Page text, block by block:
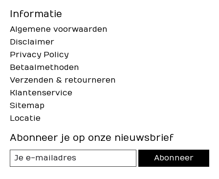
Informatie
Algemene voorwaarden
Disclaimer
Privacy Policy
Betaalmethoden
Verzenden & retourneren
Klantenservice
Sitemap
Locatie
Abonneer je op onze nieuwsbrief
Abonneer